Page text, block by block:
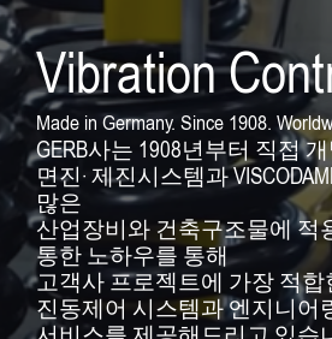
Vibration
Made in Germany. Since 1908.
GERB사는 1908년부터 직접
면진· 제진시스템과
많은
산업장비와 건축구조물에 적
통한 노하우를 통해
고객사 프로젝트에 가장 적합
진동제어 시스템과엔지니어